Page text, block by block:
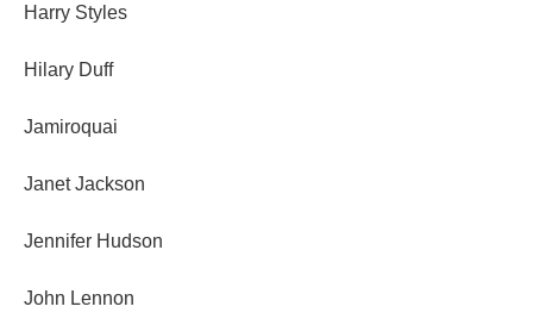
Harry Styles
Hilary Duff
Jamiroquai
Janet Jackson
Jennifer Hudson
John Lennon